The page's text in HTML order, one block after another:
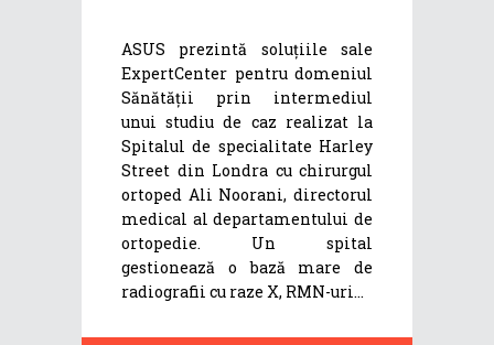
ASUS prezintă soluțiile sale
ExpertCenter pentru domeniul
Sănătății prin intermediul
unui studiu de caz realizat la
Spitalul de specialitate Harley
Street din Londra cu chirurgul
ortoped Ali Noorani, directorul
medical al departamentului de
ortopedie. Un spital
gestionează o bază mare de
radiografii cu raze X, RMN-uri